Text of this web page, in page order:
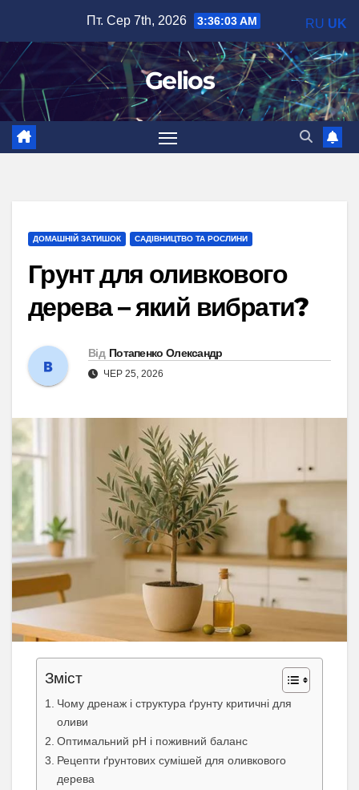
вмісту
Пт. Сер 7th, 2026 3:36:04 AM
Gelios
ДОМАШНІЙ ЗАТИШОК САДІВНИЦТВО ТА РОСЛИНИ
Грунт для оливкового
дерева – який вибрати?
Від Потапенко Олександр
ЧЕР 25, 2026
Зміст
Чому дренаж і структура ґрунту критичні для
оливи
Оптимальний pH і поживний баланс
Рецепти ґрунтових сумішей для оливкового
дерева
RU UK